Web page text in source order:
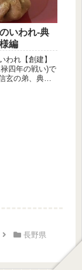
いわれ-典
編
われ【創建】
四年の戦い)で
玄の弟、典廏
長野県